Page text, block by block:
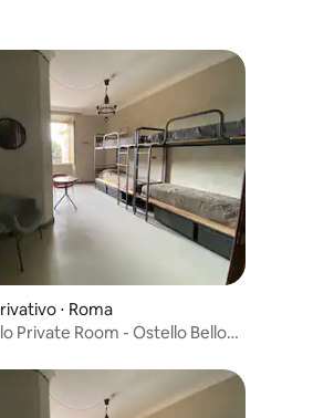
⋅ Roma
Private Room - Ostello Bello